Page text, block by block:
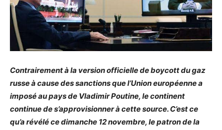
Contrairement à la version officielle de boycott du gaz
russe à cause des sanctions que l’Union européenne a
imposé au pays de Vladimir Poutine, le continent
continue de s’approvisionner à cette source. C’est ce
qu’a révélé ce dimanche 12 novembre, le patron de la